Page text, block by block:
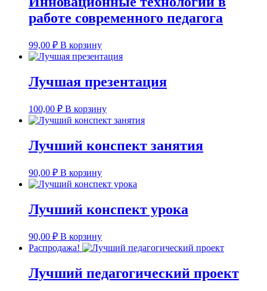
работе современного педагога
99,00 ₽ В корзину
Лучшая презентация
100,00 ₽ В корзину
Лучший конспект занятия
90,00 ₽ В корзину
Лучший конспект урока
90,00 ₽ В корзину
Распродажа!
Лучший педагогический проект